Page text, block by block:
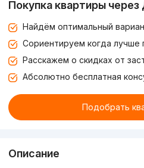
Покупка квартиры
Найдём оптимальный
Сориентируем когда лучше
Расскажем о скидках от
Абсолютно бесплатная
Подобрать
Описание